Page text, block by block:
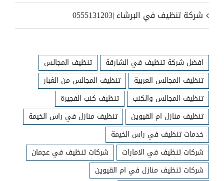
شركة تنظيف في البرشاء |0555131203
افضل شركة تنظيف في الشارقة
تنظيف المجالس
تنظيف المجالس العربية
تنظيف المجالس من الغبار
تنظيف المجالس والكنب
تنظيف كنب الفجيرة
تنظيف منازل ام القيوين
تنظيف منازل في راس الخيمة
خدمات تنظيف في راس الخيمة
شركات تنظيف في الامارات
شركات تنظيف في عجمان
شركات تنظيف منازل في ام القيوين